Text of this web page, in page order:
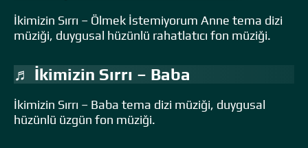
İkimizin Sırrı – Ölmek İstemiyorum Anne tema dizi
müziği, duygusal hüzünlü rahatlatıcı fon müziği.
♬ İkimizin Sırrı – Baba
İkimizin Sırrı – Baba tema dizi müziği, duygusal
hüzünlü üzgün fon müziği.